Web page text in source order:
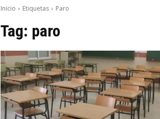
Inicio Etiquetas Paro
Tag: paro